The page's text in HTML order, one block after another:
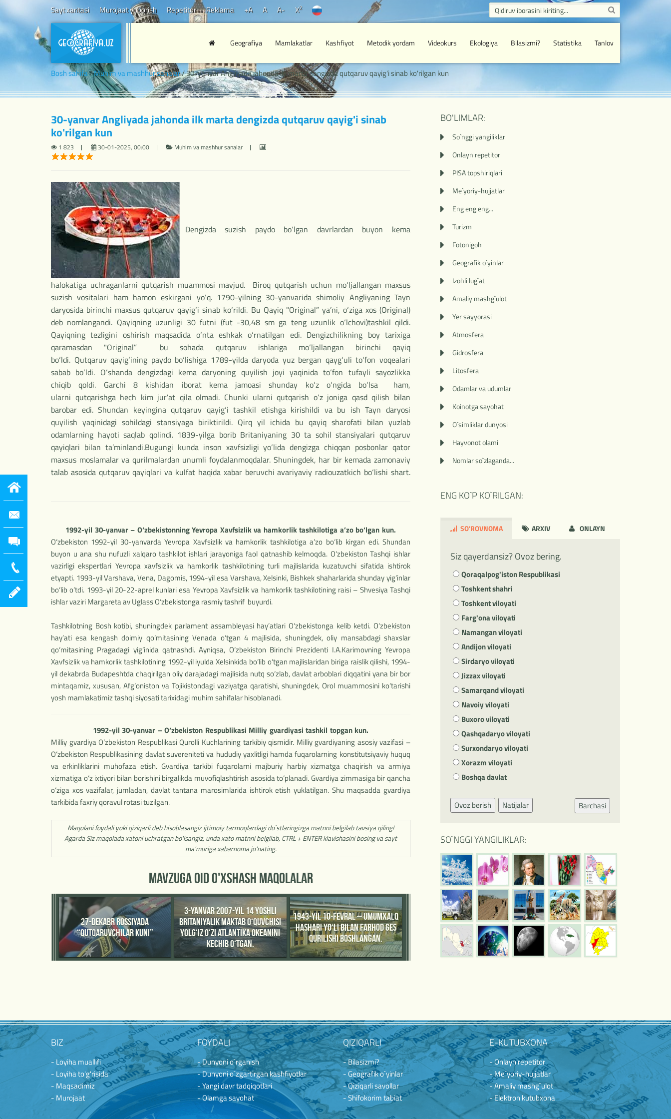
Sayt xaritasi Murojaat yuborish Repetitor Reklama +A A A- X2
Geografiya Mamlakatlar Kashfiyot Metodik yordam Videokurs Ekologiya Bilasizmi? Statistika Tanlov
Bosh sahifa/Muhim va mashhur sanalar/ 30-yanvar Angliyada jahonda ilk marta dengizda qutqaruv qayig'i sinab ko'rilgan kun
30-yanvar Angliyada jahonda ilk marta dengizda qutqaruv qayig'i sinab
ko'rilgan kun
1 823 30-01-2025, 00:00 Muhim va mashhur sanalar
Dengizda suzish paydo bo‘lgan davrlardan buyon kema
halokatiga uchraganlarni qutqarish muammosi mavjud. Biroq qutqarish uchun mo‘ljallangan maxsus
suzish vositalari ham hamon eskirgani yo‘q. 1790-yilning 30-yanvarida shimoliy Angliyaning Tayn
daryosida birinchi maxsus qutqaruv qayig‘i sinab ko‘rildi. Bu Qayiq "Original” ya’ni, o‘ziga xos (Original)
deb nomlangandi. Qayiqning uzunligi 30 futni (fut -30,48 sm ga teng uzunlik o‘lchovi)tashkil qildi.
Qayiqning tezligini oshirish maqsadida o‘nta eshkak o‘rnatilgan edi. Dengizchilikning boy tarixiga
qaramasdan "Original” bu sohada qutqaruv ishlariga mo‘ljallangan birinchi qayiq
bo‘ldi. Qutqaruv qayig‘ining paydo bo‘lishiga 1789-yilda daryoda yuz bergan qayg‘uli to‘fon voqealari
sabab bo‘ldi. O‘shanda dengizdagi kema daryoning quyilish joyi yaqinida to‘fon tufayli sayozlikka
chiqib qoldi. Garchi 8 kishidan iborat kema jamoasi shunday ko‘z o‘ngida bo‘lsa ham,
ularni qutqarishga hech kim jur’at qila olmadi. Chunki ularni qutqarish o‘z joniga qasd qilish bilan
barobar edi. Shundan keyingina qutqaruv qayig‘i tashkil etishga kirishildi va bu ish Tayn daryosi
quyilish yaqinidagi sohildagi stansiyaga biriktirildi. Qirq yil ichida bu qayiq sharofati bilan yuzlab
odamlarning hayoti saqlab qolindi. 1839-yilga borib Britaniyaning 30 ta sohil stansiyalari qutqaruv
qayiqlari bilan ta’minlandi.Bugungi kunda inson xavfsizligi yo‘lida dengizga chiqqan posbonlar qator
maxsus moslamalar va qurilmalardan unumli foydalanmoqdalar. Shuningdek, har bir kemada zamonaviy
talab asosida qutqaruv qayiqlari va kulfat haqida xabar beruvchi avariyaviy radiouzatkich bo‘lishi shart.
1992-yil 30-yanvar – O‘zbekistonning Yevropa Xavfsizlik va hamkorlik tashkilotiga a’zo bo‘lgan kun.
O‘zbekiston 1992-yil 30-yanvarda Yevropa Xavfsizlik va hamkorlik tashkilotiga a’zo bo‘lib kirgan edi. Shundan
buyon u ana shu nufuzli xalqaro tashkilot ishlari jarayoniga faol qatnashib kelmoqda. O‘zbekiston Tashqi ishlar
vazirligi ekspertlari Yevropa xavfsizlik va hamkorlik tashkilotining turli majlislarida kuzatuvchi sifatida ishtirok
etyapti. 1993-yil Varshava, Vena, Dagomis, 1994-yil esa Varshava, Xelsinki, Bishkek shaharlarida shunday yig‘inlar
bo‘lib o‘tdi. 1993-yil 20-22-aprel kunlari esa Yevropa Xavfsizlik va hamkorlik tashkilotining raisi – Shvesiya Tashqi
ishlar vaziri Margareta av Uglass O‘zbekistonga rasmiy tashrif buyurdi.
Tashkilotning Bosh kotibi, shuningdek parlament assambleyasi hay’atlari O‘zbekistonga kelib ketdi. O‘zbekiston
hay’ati esa kengash doimiy qo‘mitasining Venada o‘tgan 4 majlisida, shuningdek, oliy mansabdagi shaxslar
qo‘mitasining Pragadagi yig‘inida qatnashdi. Ayniqsa, O‘zbekiston Birinchi Prezidenti I.A.Karimovning Yevropa
Xavfsizlik va hamkorlik tashkilotining 1992-yil iyulda Xelsinkida bo‘lib o‘tgan majlislaridan biriga raislik qilishi, 1994-
yil dekabrda Budapeshtda chaqirilgan oliy darajadagi majlisida nutq so‘zlab, davlat arboblari diqqatini yana bir bor
mintaqamiz, xususan, Afg‘oniston va Tojikistondagi vaziyatga qaratishi, shuningdek, Orol muammosini ko‘tarishi
yosh mamlakatimiz tashqi siyosati tarixidagi muhim sahifalar hisoblanadi.
1992-yil 30-yanvar – O‘zbekiston Respublikasi Milliy gvardiyasi tashkil topgan kun.
Milliy gvardiya O‘zbekiston Respublikasi Qurolli Kuchlarining tarkibiy qismidir. Milliy gvardiyaning asosiy vazifasi –
O‘zbekiston Respublikasining davlat suvereniteti va hududiy yaxlitligi hamda fuqarolarning konstitutsiyaviy huquq
va erkinliklarini muhofaza etish. Gvardiya tarkibi fuqarolarni majburiy harbiy xizmatga chaqirish va armiya
xizmatiga o‘z ixtiyori bilan borishini birgalikda muvofiqlashtirish asosida to‘planadi. Gvardiya zimmasiga bir qancha
o‘ziga xos vazifalar, jumladan, davlat tantana marosimlarida ishtirok etish yuklatilgan. Shu maqsadda gvardiya
tarkibida faxriy qoravul rotasi tuzilgan.
Maqolani foydali yoki qiziqarli deb hisoblasangiz ijtimoiy tarmoqlardagi do`stlaringizga matnni belgilab tavsiya qiling!
Agarda Siz maqolada xatoni uchratgan bo'lsangiz, unda xato matnni belgilab, CTRL + ENTER klavishasini bosing va sayt
ma'muriga xabarnoma jo'nating.
MAVZUGA OID O'XSHASH MAQOLALAR
27-DEKABR ROSSIYADA
“QUTQARUVCHILAR KUNI”
3-YANVAR 2007-YIL 14 YOSHLI
BRITANIYALIK MAKTAB O‘QUVCHISI
YOLG‘IZ O‘ZI ATLANTIKA OKEANINI
KECHIB O‘TGAN.
1943-YIL 10-FEVRAL – UMUMXALQ
HASHARI YO‘LI BILAN FARHOD GES
QURILISHI BOSHLANGAN.
BO'LIMLAR:
So`nggi yangiliklar
Onlayn repetitor
PISA topshiriqlari
Me`yoriy-hujjatlar
Eng eng eng...
Turizm
Fotonigoh
Geografik o`yinlar
Izohli lug`at
Amaliy mashg`ulot
Yer sayyorasi
Atmosfera
Gidrosfera
Litosfera
Odamlar va udumlar
Koinotga sayohat
O`simliklar dunyosi
Hayvonot olami
Nomlar so`zlaganda...
ENG KO`P KO`RILGAN:
SO'ROVNOMA ARXIV ONLAYN
Siz qayerdansiz? Ovoz bering.
Qoraqalpog'iston Respublikasi
Toshkent shahri
Toshkent viloyati
Farg'ona viloyati
Namangan viloyati
Andijon viloyati
Sirdaryo viloyati
Jizzax viloyati
Samarqand viloyati
Navoiy viloyati
Buxoro viloyati
Qashqadaryo viloyati
Surxondaryo viloyati
Xorazm viloyati
Boshqa davlat
Ovoz berish Natijalar Barchasi
SO`NGGI YANGILIKLAR:
BIZ
- Loyiha muallifi
- Loyiha to'g'risida
- Maqsadimiz
- Murojaat
FOYDALI
- Dunyoni o`rganish
- Dunyoni o`zgartirgan kashfiyotlar
- Yangi davr tadqiqotlari
- Olamga sayohat
QIZIQARLI
- Bilasizmi?
- Geografik o`yinlar
- Qiziqarli savollar
- Shifokorim tabiat
E-KUTUBXONA
- Onlayn repetitor
- Me`yoriy-hujjatlar
- Amaliy mashg`ulot
- Elektron kutubxona